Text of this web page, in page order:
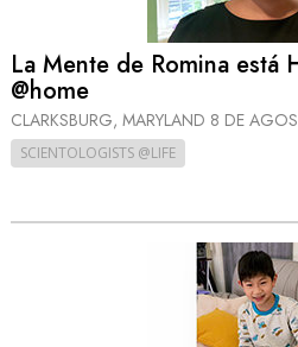
La Mente de Romina está
@home
CLARKSBURG, MARYLAND 8 DE
SCIENTOLOGISTS @LIFE